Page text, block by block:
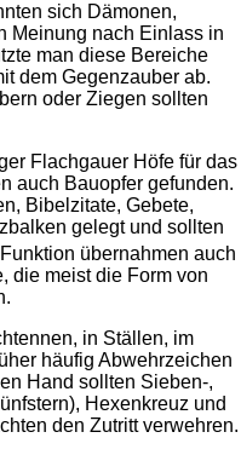
sich Dämonen,
Meinung nach Einlass in
man diese Bereiche
dem Gegenzauber ab.
oder Ziegen sollten
Flachgauer Höfe für das
auch Bauopfer gefunden.
Bibelzitate, Gebete,
gelegt und sollten
übernahmen auch
die meist die Form von
in Ställen, im
häufig Abwehrzeichen
Hand sollten Sieben-,
Hexenkreuz und
den Zutritt verwehren.